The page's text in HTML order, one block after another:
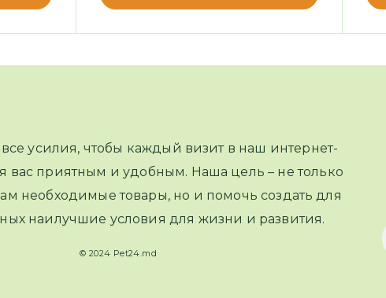
усилия, чтобы каждый визит в наш интернет-
вас приятным и удобным. Наша цель – не только
необходимые товары, но и помочь создать для
наилучшие условия для жизни и развития.
© 2024 Pet24.md